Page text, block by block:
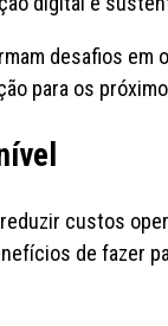
desafios
para os
custos
de fazer